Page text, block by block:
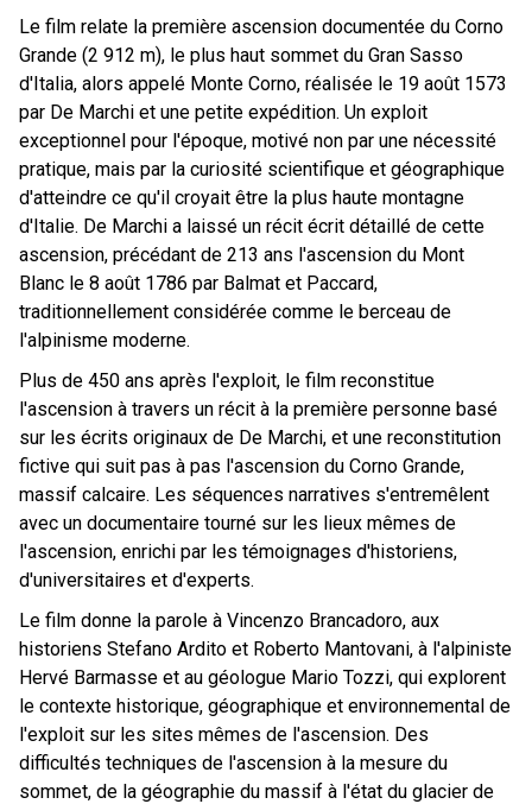
Le film relate la première ascension documentée du Corno
Grande (2 912 m), le plus haut sommet du Gran Sasso
d'Italia, alors appelé Monte Corno, réalisée le 19 août 1573
par De Marchi et une petite expédition. Un exploit
exceptionnel pour l'époque, motivé non par une nécessité
pratique, mais par la curiosité scientifique et géographique
d'atteindre ce qu'il croyait être la plus haute montagne
d'Italie. De Marchi a laissé un récit écrit détaillé de cette
ascension, précédant de 213 ans l'ascension du Mont
Blanc le 8 août 1786 par Balmat et Paccard,
traditionnellement considérée comme le berceau de
l'alpinisme moderne.
Plus de 450 ans après l'exploit, le film reconstitue
l'ascension à travers un récit à la première personne basé
sur les écrits originaux de De Marchi, et une reconstitution
fictive qui suit pas à pas l'ascension du Corno Grande,
massif calcaire. Les séquences narratives s'entremêlent
avec un documentaire tourné sur les lieux mêmes de
l'ascension, enrichi par les témoignages d'historiens,
d'universitaires et d'experts.
Le film donne la parole à Vincenzo Brancadoro, aux
historiens Stefano Ardito et Roberto Mantovani, à l'alpiniste
Hervé Barmasse et au géologue Mario Tozzi, qui explorent
le contexte historique, géographique et environnemental de
l'exploit sur les sites mêmes de l'ascension. Des
difficultés techniques de l'ascension à la mesure du
sommet, de la géographie du massif à l'état du glacier de